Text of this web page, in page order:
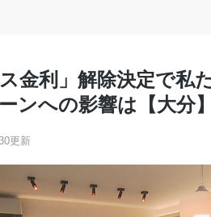
金利」解除決定で私
への影響は【大分】
更新